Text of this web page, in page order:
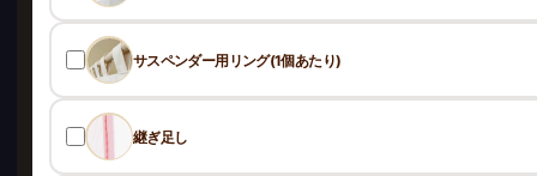
サスペンダー用リング(1個あたり)
継ぎ足し